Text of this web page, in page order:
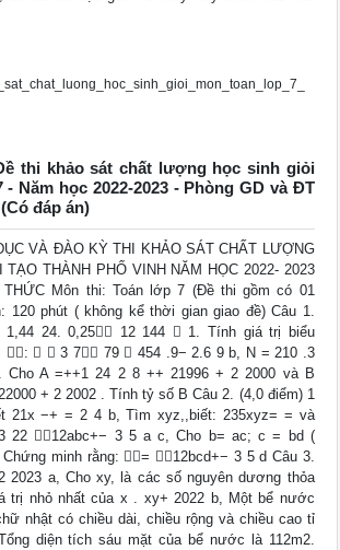
thi khảo sát chất lượng học sinh giỏi
- Năm học 2022-2023 - Phòng GD và ĐT
đáp án)
VÀ ĐÀO KỲ THI KHẢO SÁT CHẤT LƯỢNG
TẠO THÀNH PHỐ VINH NĂM HỌC 2022- 2023
THỨC Môn thi: Toán lớp 7 (Đề thi gồm có 01
120 phút ( không kể thời gian giao đề) Câu 1.
1,44 24. 0,25 12 144  1. Tính giá trị biểu
:   3 7 79  454 .9− 2.6 9 b, N = 210 .3
Cho A =++1 24 2 8 ++ 21996 + 2 2000 và B
+ 2 2002 . Tính tỷ số B Câu 2. (4,0 điểm) 1
21x −+ = 2 4 b, Tìm xyz,,biết: 235xyz= = và
22 12abc+− 3 5 a c, Cho b= ac; c = bd (
minh rằng: = 12bcd+− 3 5 d Câu 3.
2023 a, Cho xy, là các số nguyên dương thỏa
trị nhỏ nhất của x . xy+ 2022 b, Một bể nước
nhật có chiều dài, chiều rộng và chiều cao tỉ
diện tích sáu mặt của bể nước là 112m2.